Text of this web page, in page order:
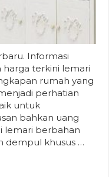
Informasi
terkini lemari
rumah yang
perhatian
untuk
bahkan uang
lemari berbahan
dempul khusus …